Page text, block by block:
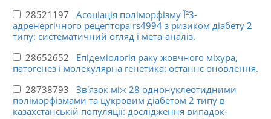
28521197 Асоціація поліморфізму Î²3-
адренергічного рецептора rs4994 з ризиком діабету 2
типу: систематичний огляд і мета-аналіз.
28652652 Епідеміологія раку жовчного міхура,
патогенез і молекулярна генетика: останнє оновлення.
28738793 Зв'язок між 28 однонуклеотидними
поліморфізмами та цукровим діабетом 2 типу в
казахстанській популяції: дослідження випадок-